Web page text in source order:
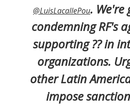
@LuisLacallePou. We're
condemning RF's
supporting ?? in
organizations.
other Latin
impose